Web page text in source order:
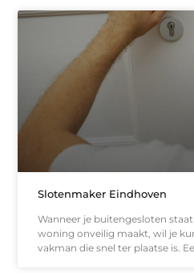
Slotenmaker Eindhoven
Wanneer je buitengesloten
woning onveilig maakt, wil je
vakman die snel ter plaatse is.